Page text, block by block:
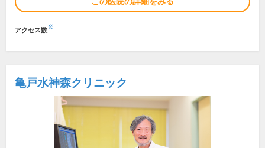
アクセス数※
亀戸水神森クリニック